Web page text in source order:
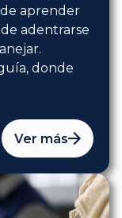
aprender
adentrarse
donde
Ver más